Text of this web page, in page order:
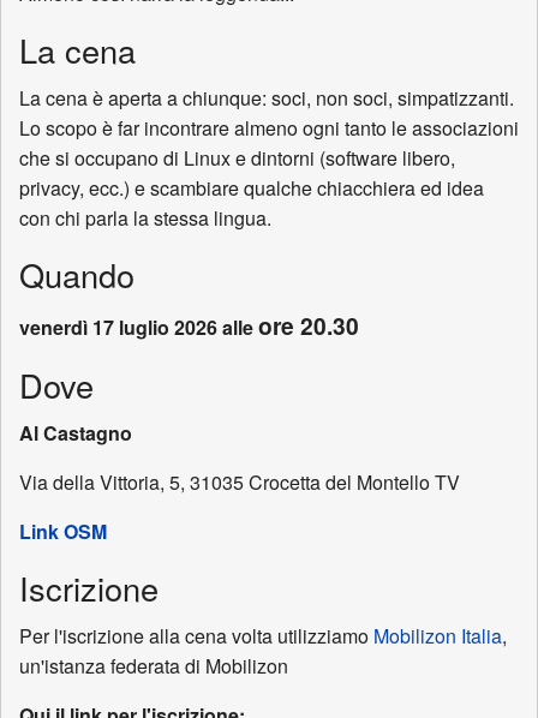
La cena
La cena è aperta a chiunque: soci, non soci, simpatizzanti.
Lo scopo è far incontrare almeno ogni tanto le associazioni
che si occupano di Linux e dintorni (software libero,
privacy, ecc.) e scambiare qualche chiacchiera ed idea
con chi parla la stessa lingua.
Quando
venerdì 17 luglio 2026 alleore 20.30
Dove
Al Castagno
Via della Vittoria, 5, 31035 Crocetta del Montello TV
Link OSM
Iscrizione
Per l'iscrizione alla cena volta utilizziamo Mobilizon Italia,
un'istanza federata di Mobilizon